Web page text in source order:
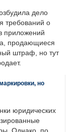
дело
требований о
приложений
продающиеся
штраф, но тут
но
юридических